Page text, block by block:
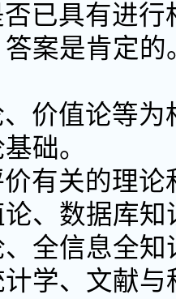
已具有进行
案是肯定的
价值论等为
础。
有关的理论
、数据库
全信息全
学、文献